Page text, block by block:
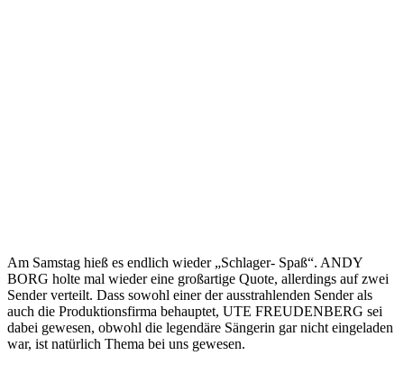
Am Samstag hieß es endlich wieder „Schlager- Spaß“. ANDY
BORG holte mal wieder eine großartige Quote, allerdings auf zwei
Sender verteilt. Dass sowohl einer der ausstrahlenden Sender als
auch die Produktionsfirma behauptet, UTE FREUDENBERG sei
dabei gewesen, obwohl die legendäre Sängerin gar nicht eingeladen
war, ist natürlich Thema bei uns gewesen.